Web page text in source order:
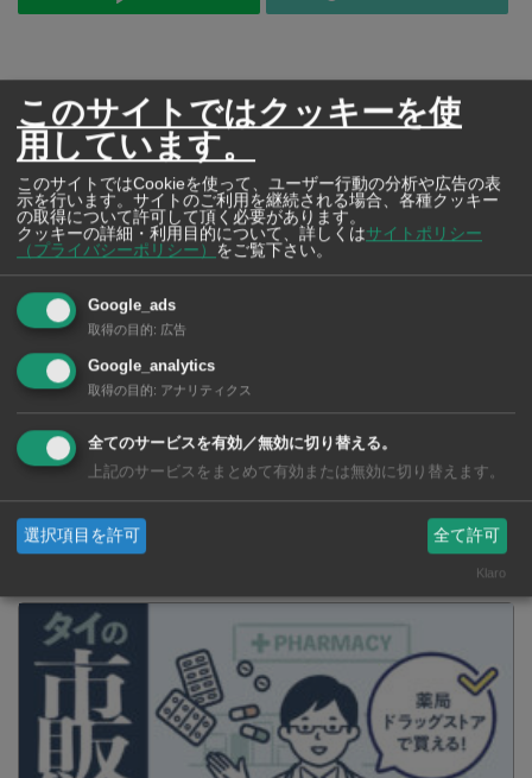
SNSで毎日ニュースを配信中！
このサイトではクッキーを使
用しています。
このサイトではCookieを使って、ユーザー行動の分析や広告の表
示を行います。サイトのご利用を継続される場合、各種クッキー
の取得について許可して頂く必要があります。
クッキーの詳細・利用目的について、詳しくはサイトポリシー
（プライバシーポリシー）
をご覧下さい。
Google_ads
取得の目的: 広告
Google_analytics
取得の目的: アナリティクス
全てのサービスを有効／無効に切り替える。
上記のサービスをまとめて有効または無効に切り替えます。
選択項目を許可 全て許可
Klaro